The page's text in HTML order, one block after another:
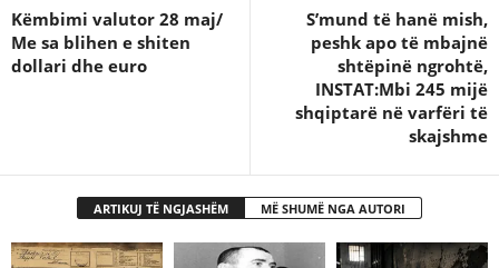
Këmbimi valutor 28 maj/
Me sa blihen e shiten
dollari dhe euro
S’mund të hanë mish,
peshk apo të mbajnë
shtëpinë ngrohtë,
INSTAT:Mbi 245 mijë
shqiptarë në varfëri të
skajshme
ARTIKUJ TË NGJASHËM MË SHUMË NGA AUTORI